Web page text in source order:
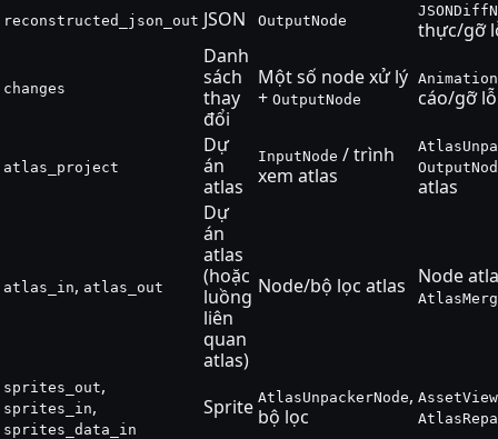
reconstructed_json_out JSON OutputNode thực/gỡ
changes
Danh
sách
thay
đổi
Một số node xử lý
+ OutputNode cáo/gỡ
atlas_project
Dự
án
atlas
InputNode / trình
xem atlas
atlas
atlas_in, atlas_out
Dự
án
atlas
(hoặc
luồng
liên
quan
atlas)
Node/bộ lọc atlas Node
sprites_out,
sprites_in,
sprites_data_in
Sprite AtlasUnpackerNode,
bộ lọc